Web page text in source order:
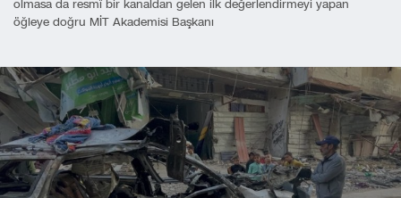
olmasa da resmî bir kanaldan gelen ilk değerlendirmeyi yapan
öğleye doğru MİT Akademisi Başkanı